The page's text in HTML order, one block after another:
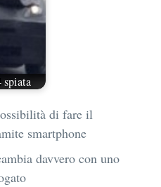
spiata
di fare il
smartphone
davvero con uno